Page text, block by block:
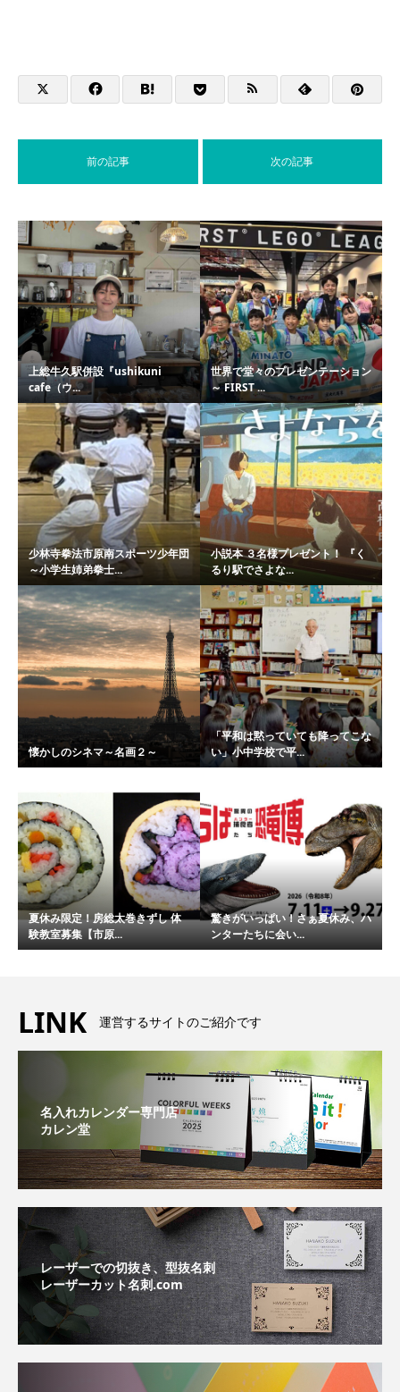
前の記事 次の記事
上総牛久駅併設『ushikuni
cafe（ウ...
世界で堂々のプレゼンテーション
～ FIRST ...
少林寺拳法市原南スポーツ少年団
～小学生姉弟拳士...
小説本 ３名様プレゼント！ 『く
るり駅でさよな...
懐かしのシネマ～名画２～
「平和は黙っていても降ってこな
い」小中学校で平...
夏休み限定！房総太巻きずし 体
験教室募集【市原...
驚きがいっぱい！さぁ夏休み、ハ
ンターたちに会い...
LINK 運営するサイトのご紹介です
名入れカレンダー専門店
カレン堂
レーザーでの切抜き、型抜名刺
レーザーカット名刺.com